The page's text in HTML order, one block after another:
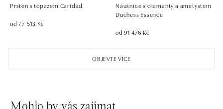
dnes otevřeno od 10:00
Einsteinova 18, 851 01 Bratislava
ALO diamonds OC Avion, Bratislava
OBJEVTE VÍCE
Prsten s topazem Caridad
od 77 513 Kč
Náušnice s diamanty a ametystem
Duchess Essence
od 91 476 Kč